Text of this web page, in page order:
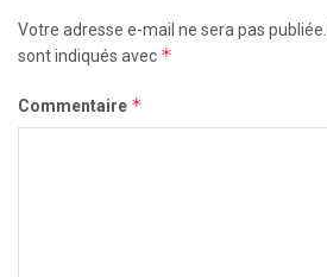
Votre adresse e-mail ne sera pas publiée.
sont indiqués avec *
Commentaire *